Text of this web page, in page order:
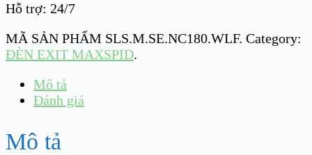
Hỗ trợ: 24/7
MÃ SẢN PHẨM SLS.M.SE.NC180.WLF. Category:
ĐÈN EXIT MAXSPID.
Mô tả
Đánh giá
Mô tả